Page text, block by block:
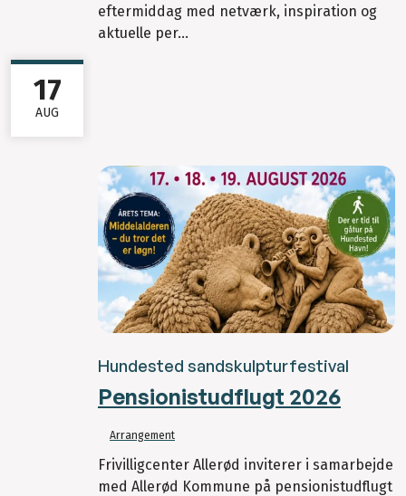
eftermiddag med netværk, inspiration og
aktuelle per...
Hundested sandskulpturfestival
Pensionistudflugt 2026
17
AUG
Arrangement
Frivilligcenter Allerød inviterer i samarbejde
med Allerød Kommune på pensionistudflugt